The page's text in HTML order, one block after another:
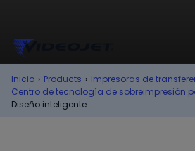
Inicio › Products › Impresoras de
Centro de tecnología de sobreimpresión
Diseño inteligente